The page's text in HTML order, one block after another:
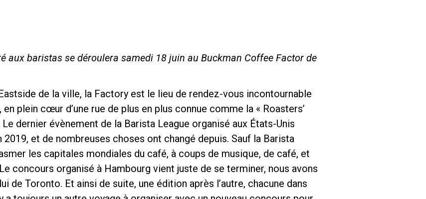
aux baristas se déroulera samedi 18 juin au Buckman Coffee Factor de
de la ville, la Factory est le lieu de rendez-vous incontournable
plein cœur d’une rue de plus en plus connue comme la « Roasters’
dernier évènement de la Barista League organisé aux États-Unis
et de nombreuses choses ont changé depuis. Sauf la Barista
les capitales mondiales du café, à coups de musique, de café, et
concours organisé à Hambourg vient juste de se terminer, nous avons
de Toronto. Et ainsi de suite, une édition après l’autre, chacune dans
Nous contacter
Politique de confidentialité